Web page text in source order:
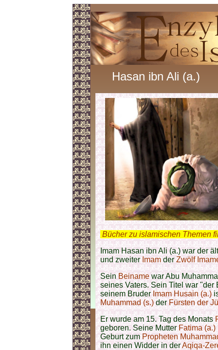
Hasan ibn Ali (a.)
Bücher zu islamischen Themen
Imam Hasan ibn Ali (a.) war der
und zweiterImamderZwölf
SeinBeinamewar Abu
seines Vaters. Sein Titel war
seinem BruderImam Husain (a.)
Muhammad (s.)derFürsten der
Er wurde am 15. Tag des Monats
geboren. Seine MutterFatima (a.)
Geburt zumPropheten
ihn einen Widder in derAqiqa-